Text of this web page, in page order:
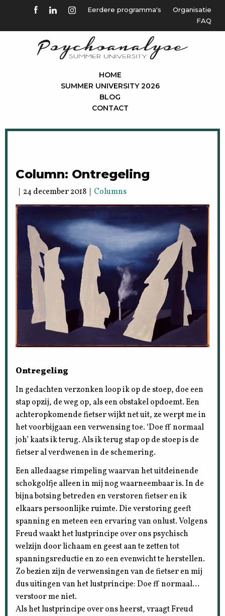
Eerdere programma's
Organisatie
FAQ
HOME
SUMMER UNIVERSITY 2026
BLOG
CONTACT
Column: Ontregeling
| 24 december 2018 | Columns
Ontregeling
In gedachten verzonken loop ik op de stoep, doe een
stap opzij, de weg op, als een obstakel opdoemt. Een
achteropkomende fietser wijkt net uit, ze werpt me in
het voorbijgaan een verwensing toe. ‘Doe ff normaal
joh’ kaats ik terug. Als ik terug stap op de stoep is de
fietser al verdwenen in de schemering.
Een alledaagse rimpeling waarvan het uitdeinende
schokgolfje alleen in mij nog waarneembaar is. In de
bijna botsing betreden en verstoren fietser en ik
elkaars persoonlijke ruimte. Die verstoring geeft
spanning en meteen een ervaring van onlust. Volgens
Freud waakt het lustprincipe over ons psychisch
welzijn door lichaam en geest aan te zetten tot
spanningsreductie en zo een evenwicht te herstellen.
Zo bezien zijn de verwensingen van de fietser en mij
dus uitingen van het lustprincipe: Doe ff normaal…
verstoor me niet.
Als het lustprincipe over ons heerst, vraagt Freud